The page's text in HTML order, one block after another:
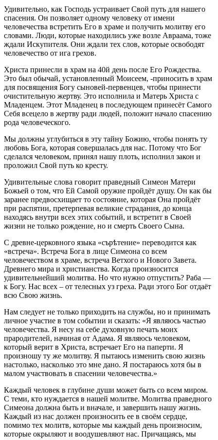
Удивительно, как Господь устраивает Свой путь для нашего
спасения. Он позволяет одному человеку от имени
человечества встретить Его в храме и получить молитву его
словами. Люди, которые находились уже возле Авраама, тоже
ждали Искупителя. Они ждали тех слов, которые освободят
человечество от ига грехов.
Христа принесли в храм на 40й день после Его Рождества.
Это был обычай, установленный Моисеем, -приносить в храм
для посвящения Богу сыновей-первенцев, чтобы принести
очистительную жертву. Это исполнила и Матерь Христа с
Младенцем. Этот Младенец в последующем принесёт Самого
Себя всецело в жертву ради людей, положит начало спасению
рода человеческого.
Мы должны углубиться в эту тайну Божию, чтобы понять ту
любовь Бога, которая совершалась для нас. Потому что Бог
сделался человеком, принял нашу плоть, исполнил закон и
проложил Свой путь ко кресту.
Удивительные слова говорит праведный Симеон Матери
Божьей о том, что Ей Самой оружие пройдёт душу. Он как бы
заранее предвосхищает то состояние, которая Она пройдёт
при распятии, претерпевая великие страдания, до конца
находясь внутри всех этих событий, и встретит в Своей
жизни не только рождение, но и смерть Своего Сына.
С древне-церковного языка «сърѣтение» переводится как
«встреча». Встреча Бога в лице Симеона со всем
человечеством в храме, встреча Ветхого и Нового Завета.
Древнего мира и христианства. Когда произносится
удивительнейший молитва. Но что нужно отпустить? Раба —
к Богу. Нас всех – от телесных уз греха. Ради этого Бог отдаёт
всю Свою жизнь.
Нам следует не только приходить на службы, но и принимать
личное участие в том событии и сказать: «Я являюсь частью
человечества. Я несу на себе духовную печать моих
прародителей, начиная от Адама. Я являюсь человеком,
который верит в Христа, встречает Его на паперти. Я
произношу ту же молитву. Я пытаюсь изменить свою жизнь
настолько, насколько это мне дано. Я постараюсь хотя бы в
малом участвовать в спасении человечества.»
Каждый человек в глубине души может быть со всем миром.
С теми, кто нуждается в нашей молитве. Молитва праведного
Симеона должна быть и вначале, и завершить нашу жизнь.
Каждый из нас должен произносить ее в своём сердце,
помимо тех молитв, которые мы каждый день произносим,
которые окрыляют и воодушевляют нас. Причащаясь, мы